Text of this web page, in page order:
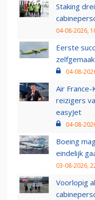
Staking
04-08-2026,
Eerste
04-08-
Air
reizigers
easyJet
04-08-
Boeing
eindelijk
03-08-2026,
Voorlopig